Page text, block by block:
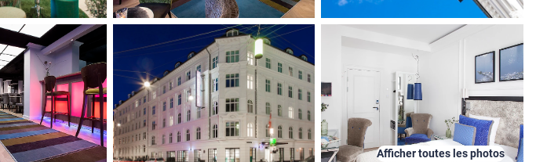
Afficher toutes les photos